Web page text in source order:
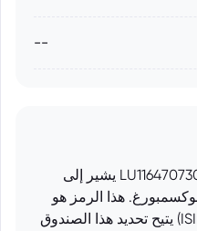
--
رمز المنتج المالي LU1164707306.EUFUND يشير إلى
هذا الرمز هو
معرّف دولي للأوراق المالية (ISIN) يتيح تحديد هذا الصندوق